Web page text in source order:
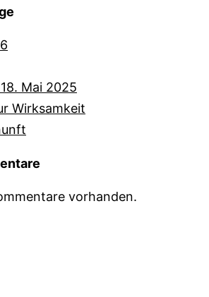
Mai 2025
Wirksamkeit
vorhanden.